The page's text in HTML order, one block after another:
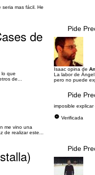
mas fácil. He
de
lo que
de...
Pide
me vino una
de realizar este...
Pide
Pide
Isaac opina de
La labor de
pero no puede
imposible explicar
Verificada